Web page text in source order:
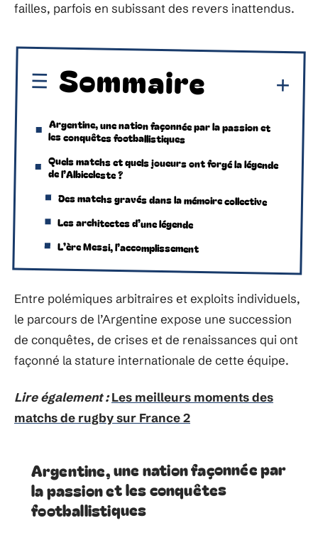
failles, parfois en subissant des revers inattendus.
Sommaire
Argentine, une nation façonnée par la passion et
les conquêtes footballistiques
Quels matchs et quels joueurs ont forgé la légende
de l’Albiceleste ?
Des matchs gravés dans la mémoire collective
Les architectes d’une légende
L’ère Messi, l’accomplissement
Entre polémiques arbitraires et exploits individuels,
le parcours de l’Argentine expose une succession
de conquêtes, de crises et de renaissances qui ont
façonné la stature internationale de cette équipe.
Lire également : Les meilleurs moments des
matchs de rugby sur France 2
Argentine, une nation façonnée par
la passion et les conquêtes
footballistiques